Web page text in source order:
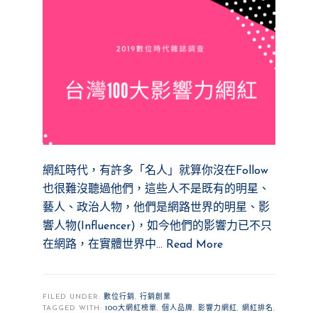
網紅時代，有許多「名人」就算你沒在Follow
也很難沒聽過他們，這些人不是既有的明星、
藝人、政治人物，他們是網路世界的明星、影
響人物(Influencer)，如今他們的影響力已不只
在網路，在實體世界中… Read More
FILED UNDER: 數位行銷, 行銷創業
TAGGED WITH: 100大網紅榜單, 個人品牌, 影響力網紅 , 網紅排名,